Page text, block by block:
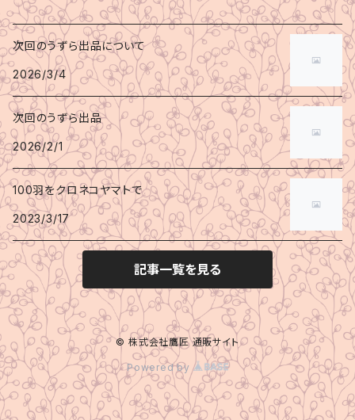
次回のうずら出品について
2026/3/4
次回のうずら出品
2026/2/1
100羽をクロネコヤマトで
2023/3/17
記事一覧を見る
© 株式会社鷹匠 通販サイト
Powered by